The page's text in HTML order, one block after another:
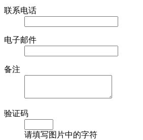
联系电话
电子邮件
备注
验证码
请填写图片中的字符